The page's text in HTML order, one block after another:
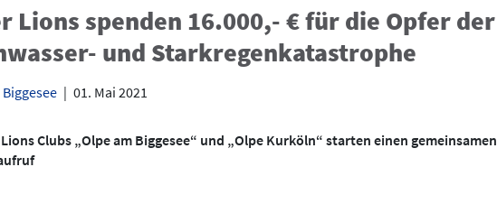
Lions spenden 16.000,- € für die Opfer der
und Starkregenkatastrophe
| 01. Mai 2021
Clubs „Olpe am Biggesee“ und „Olpe Kurköln“ starten einen gemeinsamen